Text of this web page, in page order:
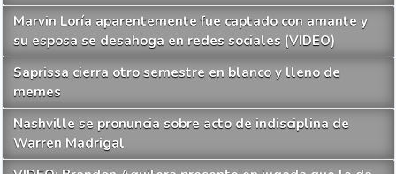
Marvin Loría aparentemente fue captado con amante y
su esposa se desahoga en redes sociales (VIDEO)
Saprissa cierra otro semestre en blanco y lleno de
memes
Nashville se pronuncia sobre acto de indisciplina de
Warren Madrigal